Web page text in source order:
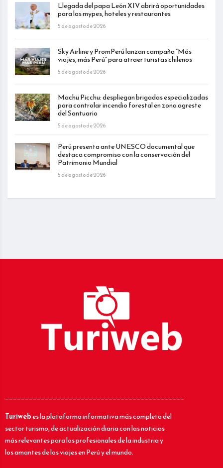
Llegada del papa León XIV abrirá oportunidades
para las mypes, hoteles y restaurantes
5 de agosto de 2026
Sky Airline y PromPerú lanzan campaña “Más
viajes, más Perú” para atraer turistas chilenos
5 de agosto de 2026
Machu Picchu: despliegan brigadas especializadas
para controlar incendio forestal en zona agreste
del Santuario
5 de agosto de 2026
Perú presenta ante UNESCO documental que
destaca compromiso con la conservación del
Patrimonio Mundial
5 de agosto de 2026
_____________________________________________
Turiwebes la plataforma informativa más completa del
sector turismo, de actualización diaria con las noticias
más relevantes para los profesionales de la industria y
los amantes de los viajes en Perú y el mundo.